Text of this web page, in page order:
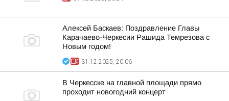
Алексей Баскаев: Поздравление Главы
Карачаево-Черкесии Рашида Темрезова с
Новым годом!
31.12.2025, 20:06
В Черкесске на главной площади прямо
проходит новогодний концерт